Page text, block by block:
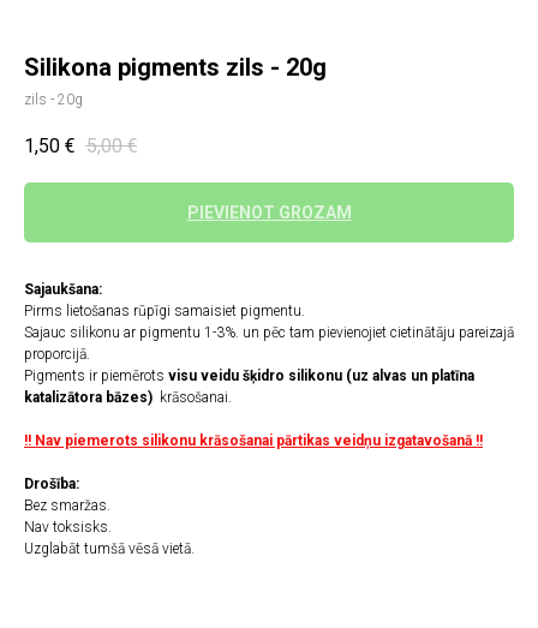
Silikona pigments zils - 20g
zils - 20g
1,50 € 5,00 €
PIEVIENOT GROZAM
Sajaukšana:
Pirms lietošanas rūpīgi samaisiet pigmentu.
Sajauc silikonu ar pigmentu 1-3%. un pēc tam pievienojiet cietinātāju pareizajā
proporcijā.
Pigments ir piemērots visu veidu šķidro silikonu (uz alvas un platīna
katalizātora bāzes) krāsošanai.
!! Nav piemerots silikonu krāsošanai pārtikas veidņu izgatavošanā !!
Drošība:
Bez smaržas.
Nav toksisks.
Uzglabāt tumšā vēsā vietā.